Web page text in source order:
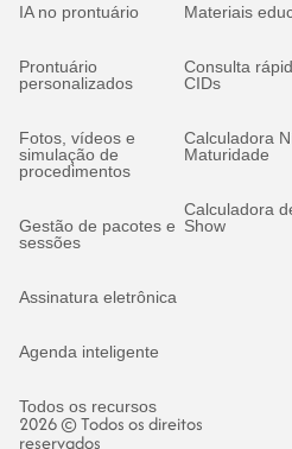
IA no prontuário
Prontuário
personalizados
Fotos, vídeos e
simulação de
procedimentos
Gestão de pacotes e
sessões
Assinatura eletrônica
Agenda inteligente
Todos os recursos
Materiais
Consulta
CIDs
Calculadora
Maturidade
Calculadora
Show
2026 © Todos os direitos
reservados